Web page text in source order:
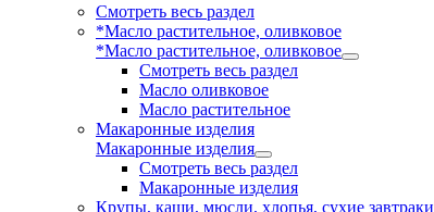
Смотреть весь раздел
*Масло растительное, оливковое
*Масло растительное, оливковое
Смотреть весь раздел
Масло оливковое
Масло растительное
Макаронные изделия
Макаронные изделия
Смотреть весь раздел
Макаронные изделия
Крупы, каши, мюсли, хлопья, сухие завтраки